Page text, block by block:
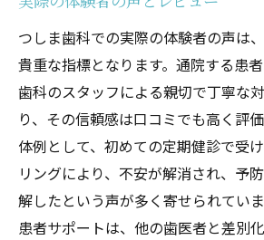
つしま歯科での実際の体験者の声は
貴重な指標となります。通院する患
歯科のスタッフによる親切で丁寧な
り、その信頼感は口コミでも高く評
体例として、初めての定期健診で受
リングにより、不安が解消され、予
解したという声が多く寄せられてい
患者サポートは、他の歯医者と差別